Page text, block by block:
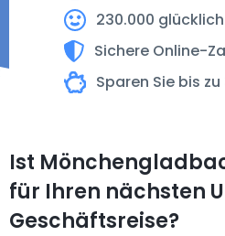
230.000
Sichere Online-
Sparen Sie bis zu
Ist
für Ihren nächsten
Geschäftsreise?